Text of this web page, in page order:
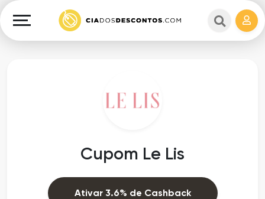
Cashback
Lojas
Especiais
Explorar
Cupons
Ajuda
Cupom Le Lis
Ativar 3.6% de Cashback